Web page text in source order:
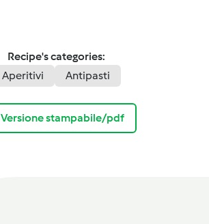
Recipe's categories:
Aperitivi
Antipasti
Versione stampabile/pdf